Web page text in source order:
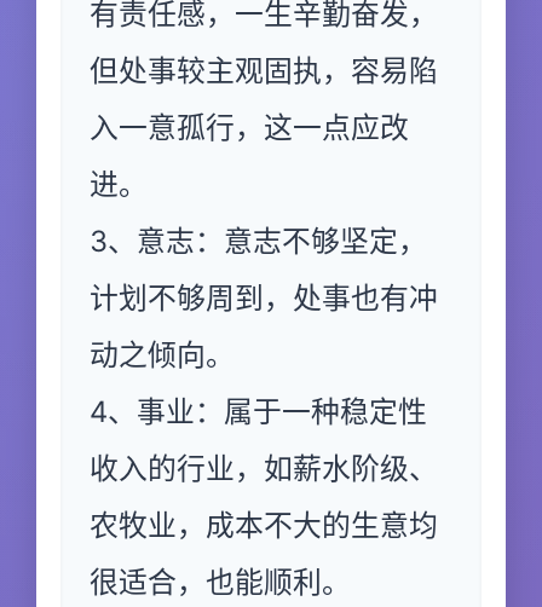
有责任感，一生辛勤奋发，
但处事较主观固执，容易陷
入一意孤行，这一点应改
进。
3、意志：意志不够坚定，
计划不够周到，处事也有冲
动之倾向。
4、事业：属于一种稳定性
收入的行业，如薪水阶级、
农牧业，成本不大的生意均
很适合，也能顺利。